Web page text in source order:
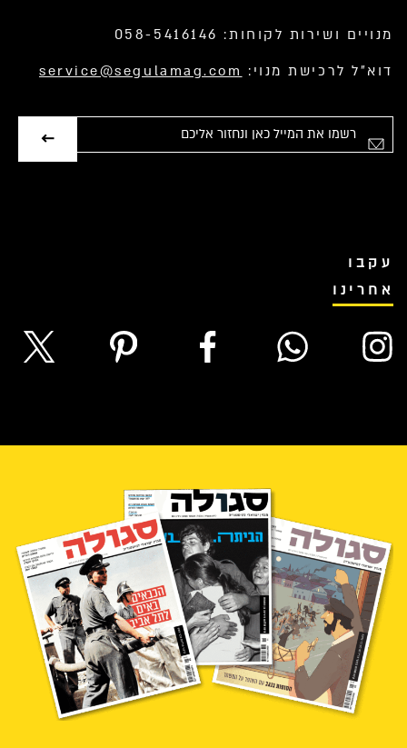
מנויים ושירות לקוחות: 058-5416146
דוא”ל לרכישת מנוי: service@segulamag.com
עקבו
אחרינו